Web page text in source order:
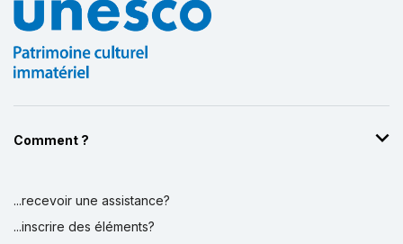
Comment ?
...recevoir une assistance?
...inscrire des éléments?